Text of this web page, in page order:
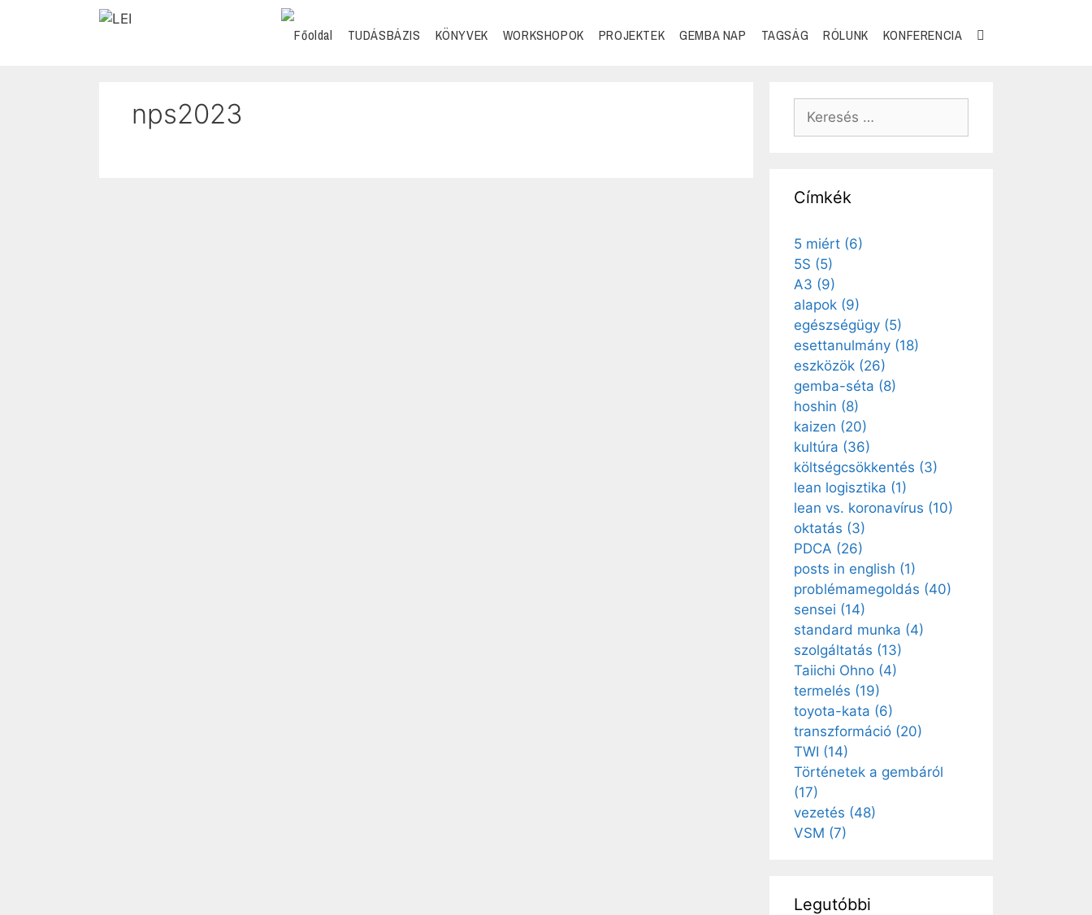
TUDÁSBÁZIS KÖNYVEK WORKSHOPOK PROJEKTEK GEMBA NAP TAGSÁG RÓLUNK KONFERENCIA
nps2023
Címkék
5 miért (6)
5S (5)
A3 (9)
alapok (9)
egészségügy (5)
esettanulmány (18)
eszközök (26)
gemba-séta (8)
hoshin (8)
kaizen (20)
kultúra (36)
költségcsökkentés (3)
lean logisztika (1)
lean vs. koronavírus (10)
oktatás (3)
PDCA (26)
posts in english (1)
problémamegoldás (40)
sensei (14)
standard munka (4)
szolgáltatás (13)
Taiichi Ohno (4)
termelés (19)
toyota-kata (6)
transzformáció (20)
TWI (14)
Történetek a gembáról
(17)
vezetés (48)
VSM (7)
Legutóbbi